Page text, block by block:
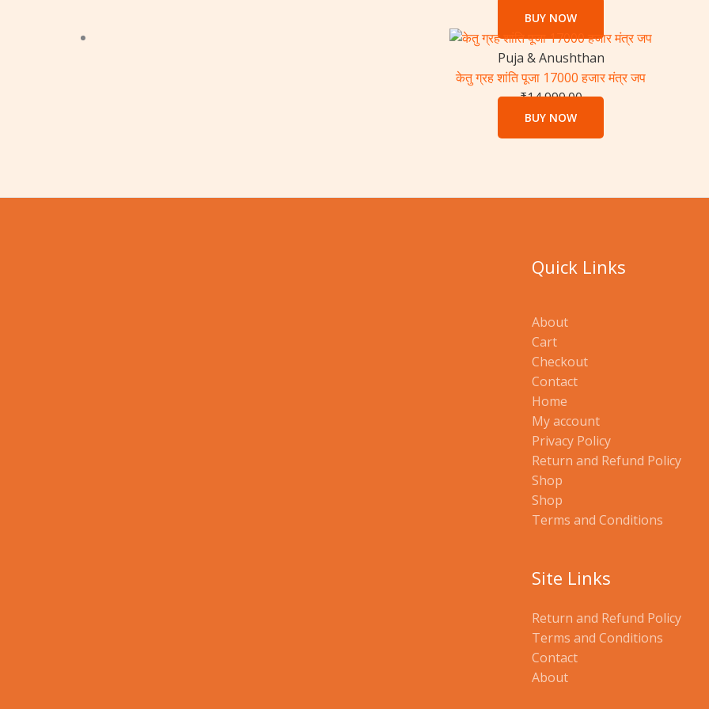
BUY NOW
Puja & Anushthan
केतु ग्रह शांति पूजा 17000 हजार मंत्र जप
₹14,999.00
BUY NOW
Quick Links
About
Cart
Checkout
Contact
Home
My account
Privacy Policy
Return and Refund Policy
Shop
Shop
Terms and Conditions
Site Links
Return and Refund Policy
Terms and Conditions
Contact
About